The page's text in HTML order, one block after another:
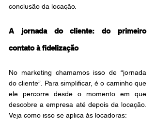
conclusão da locação.
A jornada do cliente: do primeiro
contato à fidelização
No marketing chamamos isso de “jornada
do cliente”. Para simplificar, é o caminho que
ele percorre desde o momento em que
descobre a empresa até depois da locação.
Veja como isso se aplica às locadoras: